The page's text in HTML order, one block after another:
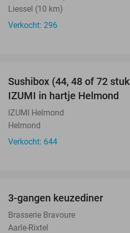
Liessel (10 km)
Verkocht: 296
Sushibox (44, 48 of 72
IZUMI in hartje Helmond
IZUMI Helmond
Helmond
Verkocht: 644
3-gangen keuzediner
Brasserie Bravoure
Aarle-Rixtel